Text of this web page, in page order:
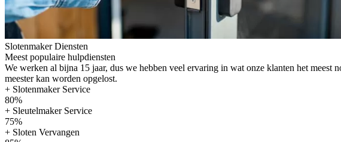
Slotenmaker Diensten
Meest populaire hulpdiensten
We werken al bijna 15 jaar, dus we hebben veel ervaring in wat onze klanten het
meester kan worden opgelost.
+ Slotenmaker Service
80%
+ Sleutelmaker Service
75%
+ Sloten Vervangen